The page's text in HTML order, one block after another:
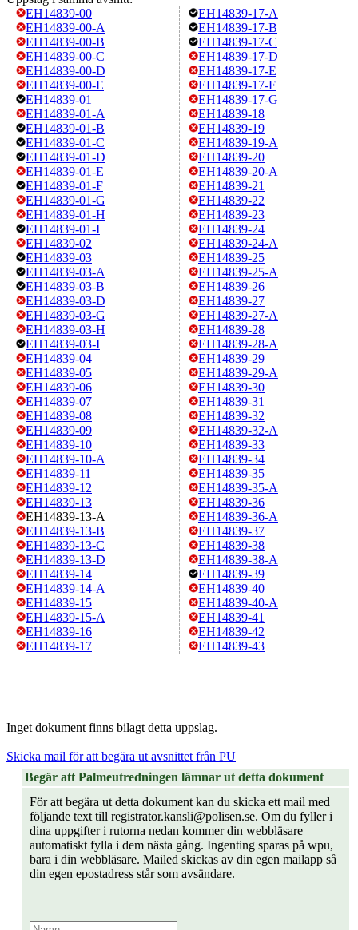
EH14839-00
EH14839-00-A
EH14839-00-B
EH14839-00-C
EH14839-00-D
EH14839-00-E
EH14839-01
EH14839-01-A
EH14839-01-B
EH14839-01-C
EH14839-01-D
EH14839-01-E
EH14839-01-F
EH14839-01-G
EH14839-01-H
EH14839-01-I
EH14839-02
EH14839-03
EH14839-03-A
EH14839-03-B
EH14839-03-D
EH14839-03-G
EH14839-03-H
EH14839-03-I
EH14839-04
EH14839-05
EH14839-06
EH14839-07
EH14839-08
EH14839-09
EH14839-10
EH14839-10-A
EH14839-11
EH14839-12
EH14839-13
EH14839-13-A
EH14839-13-B
EH14839-13-C
EH14839-13-D
EH14839-14
EH14839-14-A
EH14839-15
EH14839-15-A
EH14839-16
EH14839-17
EH14839-17-A
EH14839-17-B
EH14839-17-C
EH14839-17-D
EH14839-17-E
EH14839-17-F
EH14839-17-G
EH14839-18
EH14839-19
EH14839-19-A
EH14839-20
EH14839-20-A
EH14839-21
EH14839-22
EH14839-23
EH14839-24
EH14839-24-A
EH14839-25
EH14839-25-A
EH14839-26
EH14839-27
EH14839-27-A
EH14839-28
EH14839-28-A
EH14839-29
EH14839-29-A
EH14839-30
EH14839-31
EH14839-32
EH14839-32-A
EH14839-33
EH14839-34
EH14839-35
EH14839-35-A
EH14839-36
EH14839-36-A
EH14839-37
EH14839-38
EH14839-38-A
EH14839-39
EH14839-40
EH14839-40-A
EH14839-41
EH14839-42
EH14839-43
Inget dokument finns bilagt detta uppslag.
Skicka mail för att begära ut avsnittet från PU
Begär att Palmeutredningen lämnar ut detta dokument
För att begära ut detta dokument kan du skicka ett mail med
följande text till registrator.kansli@polisen.se. Om du fyller i
dina uppgifter i rutorna nedan kommer din webbläsare
automatiskt fylla i dem nästa gång. Ingenting sparas på wpu,
bara i din webbläsare. Mailed skickas av din egen mailapp så
din egen epostadress står som avsändare.